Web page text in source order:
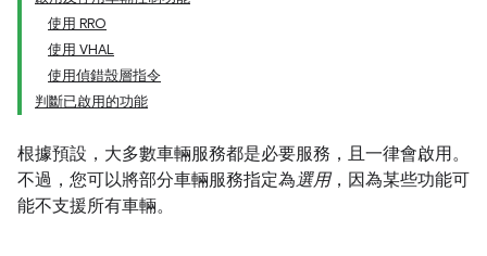
使用 RRO
使用 VHAL
使用偵錯殼層指令
判斷已啟用的功能
根據預設，大多數車輛服務都是必要服務，且一律會啟用。
不過，您可以將部分車輛服務指定為選用，因為某些功能可
能不支援所有車輛。